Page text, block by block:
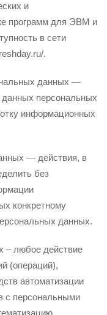
и
программ для ЭВМ и
в сети
.
данных —
персональных
информационных
— действия, в
без
конкретному
данных.
– любое действие
(операций),
автоматизации
с персональными